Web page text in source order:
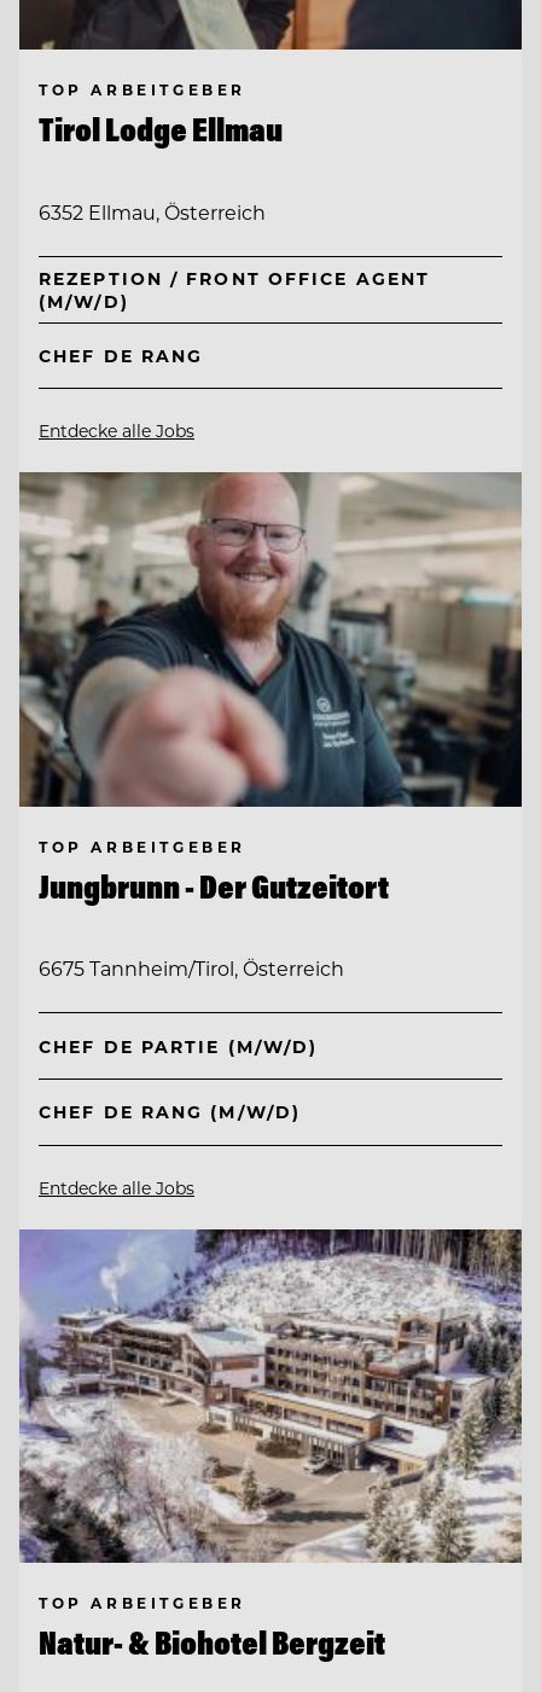
TOP ARBEITGEBER
Tirol Lodge Ellmau
6352 Ellmau, Österreich
REZEPTION / FRONT OFFICE AGENT
(M/W/D)
CHEF DE RANG
Entdecke alle Jobs
TOP ARBEITGEBER
Jungbrunn - Der Gutzeitort
6675 Tannheim/Tirol, Österreich
CHEF DE PARTIE (M/W/D)
CHEF DE RANG (M/W/D)
Entdecke alle Jobs
TOP ARBEITGEBER
Natur- & Biohotel Bergzeit